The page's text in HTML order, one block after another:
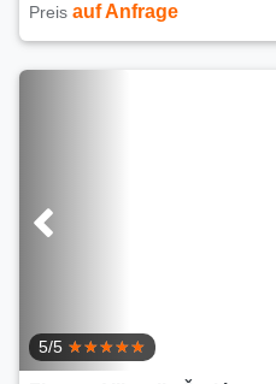
Preis auf Anfrage
5/5